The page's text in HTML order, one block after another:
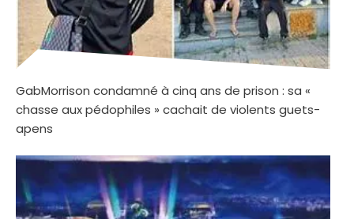
GabMorrison condamné à cinq ans de prison : sa «
chasse aux pédophiles » cachait de violents guets-
apens